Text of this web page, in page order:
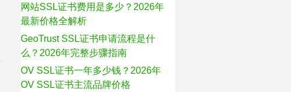
网站SSL证书费用是多少？2026年
最新价格全解析
GeoTrust SSL证书申请流程是什
么？2026年完整步骤指南
OV SSL证书一年多少钱？2026年
OV SSL证书主流品牌价格